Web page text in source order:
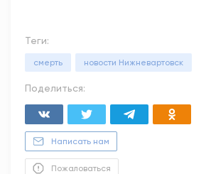
Теги:
смерть новости Нижневартовск
Поделиться:
Написать нам
Пожаловаться